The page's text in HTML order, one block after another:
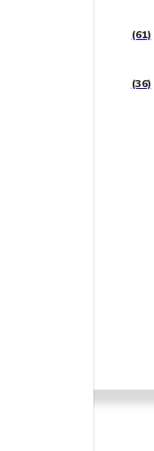
(61)
(36)